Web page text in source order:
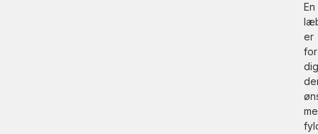
En
er
for
dig